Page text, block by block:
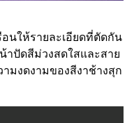
นให้รายละเอียดที่ตัดกัน
าปัดสีม่วงสดใสและสาย
มงดงามของสีงาช้างสุก